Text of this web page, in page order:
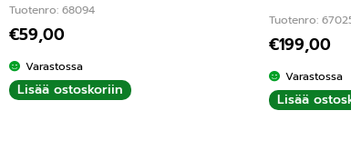
Tuotenro: 68094
€59,00
Varastossa
Lisää ostoskoriin
Tuotenro:
€199,00
Varastossa
Lisää